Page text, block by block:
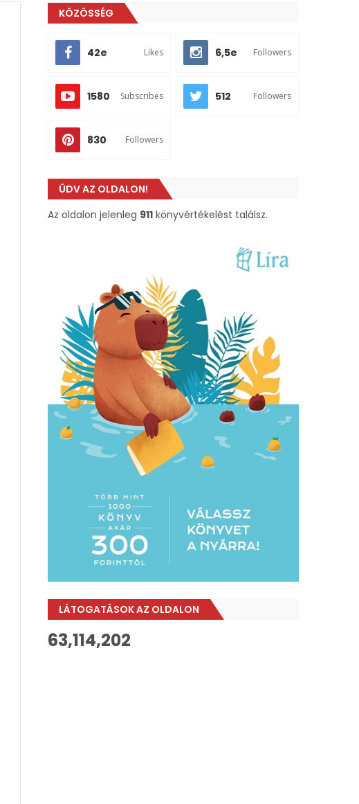
KÖZÖSSÉG
42e Likes 6,5e Followers
1580 Subscribes 512 Followers
830 Followers
ÜDV AZ OLDALON!
Az oldalon jelenleg 911 könyvértékelést találsz.
LÁTOGATÁSOK AZ OLDALON
63,114,202